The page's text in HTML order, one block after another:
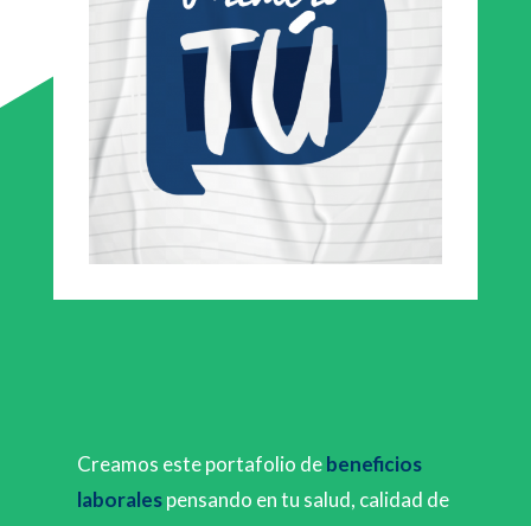
Creamos este portafolio debeneficios
laboralespensando en tu salud, calidad de